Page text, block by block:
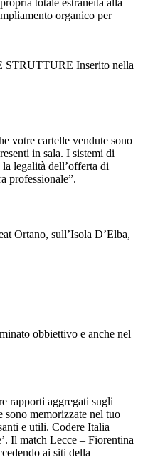
totale estraneità alla
organico per
STRUTTURE Inserito nella
votre cartelle vendute sono
in sala. I sistemi di
legalità dell’offerta di
professionale”.
Ortano, sull’Isola D’Elba,
obbiettivo e anche nel
rapporti aggregati sugli
memorizzate nel tuo
e utili. Codere Italia
Il match Lecce – Fiorentina
ai siti della